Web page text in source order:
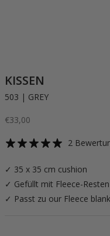
KISSEN
503 | GREY
Angebot
€33,00
2
✓ 35 x 35 cm cushion
✓ Gefüllt mit Fleece-Resten
✓ Passt zu our Fleece